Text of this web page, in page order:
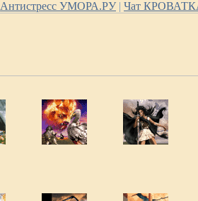
Антистресс УМОРА.РУ| Чат